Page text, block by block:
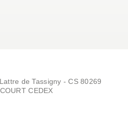
de Tassigny - CS 80269
CEDEX